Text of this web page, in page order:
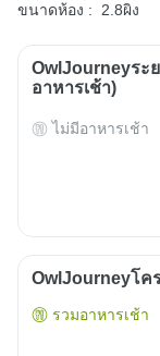
ขนาดห้อง : 2.8ผิง
OwlJourneyระ
อาหารเช้า)
ไม่มีอาหารเช้า
OwlJourneyโค
รวมอาหารเช้า